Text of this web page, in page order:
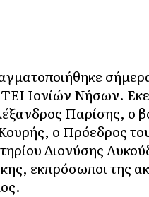
ΤΕΙ Ιονίών Νήσων.
Παρίσης, ο
ο Πρόεδρος
Διονύσης
εκπρόσωποι της